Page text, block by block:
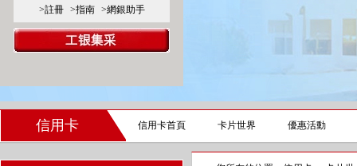
>註冊 >指南 >網銀助手
信用卡 信用卡首頁 卡片世界 優惠活動